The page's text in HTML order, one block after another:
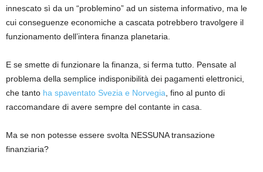
innescato sì da un “problemino” ad un sistema informativo, ma le
cui conseguenze economiche a cascata potrebbero travolgere il
funzionamento dell’intera finanza planetaria.
E se smette di funzionare la finanza, si ferma tutto. Pensate al
problema della semplice indisponibilità dei pagamenti elettronici,
che tanto ha spaventato Svezia e Norvegia , fino al punto di
raccomandare di avere sempre del contante in casa.
Ma se non potesse essere svolta NESSUNA transazione
finanziaria?